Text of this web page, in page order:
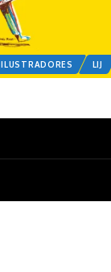
ILUSTRADORES LIJ